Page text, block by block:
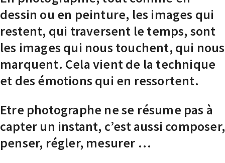
dessin ou en peinture, les images qui
restent, qui traversent le temps, sont
les images qui nous touchent, qui nous
marquent. Cela vient de la technique
et des émotions qui en ressortent.
Etre photographe ne se résume pas à
capter un instant, c’est aussi composer,
penser, régler, mesurer …